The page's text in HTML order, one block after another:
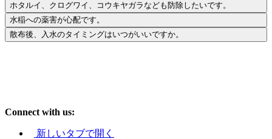
ホタルイ、クログワイ、コウキヤガラなども防除したいです。
水稲への薬害が心配です。
散布後、入水のタイミングはいつがいいですか。
Connect with us:
新しいタブで開く